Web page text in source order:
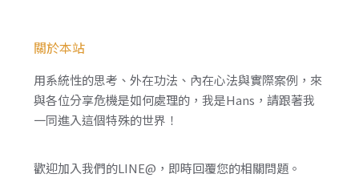
關於本站
用系統性的思考、外在功法、內在心法與實際案例，來
與各位分享危機是如何處理的，我是Hans，請跟著我
一同進入這個特殊的世界！
歡迎加入我們的LINE@，即時回覆您的相關問題。